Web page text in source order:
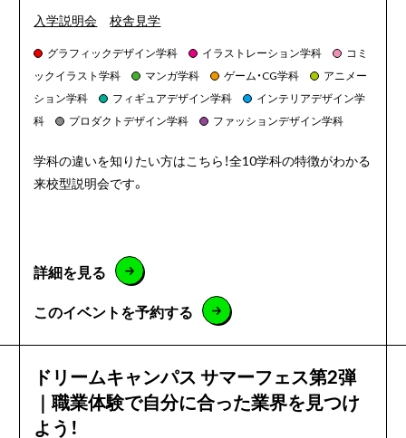
入学説明会 校舎見学
グラフィックデザイン学科 イラストレーション学科
コミ
ックイラスト学科
マンガ学科 ゲーム・CG学科
アニメー
ション学科
フィギュアデザイン学科
インテリアデザイン学
科
プロダクトデザイン学科 ファッションデザイン学科
学科の違いを知りたい方はこちら！全10学科の特徴がわかる
来校型説明会です。
詳細を見る
このイベントを予約する
ドリームキャンパス サマーフェス第2弾
｜職業体験で自分に合った業界を見つけ
よう！